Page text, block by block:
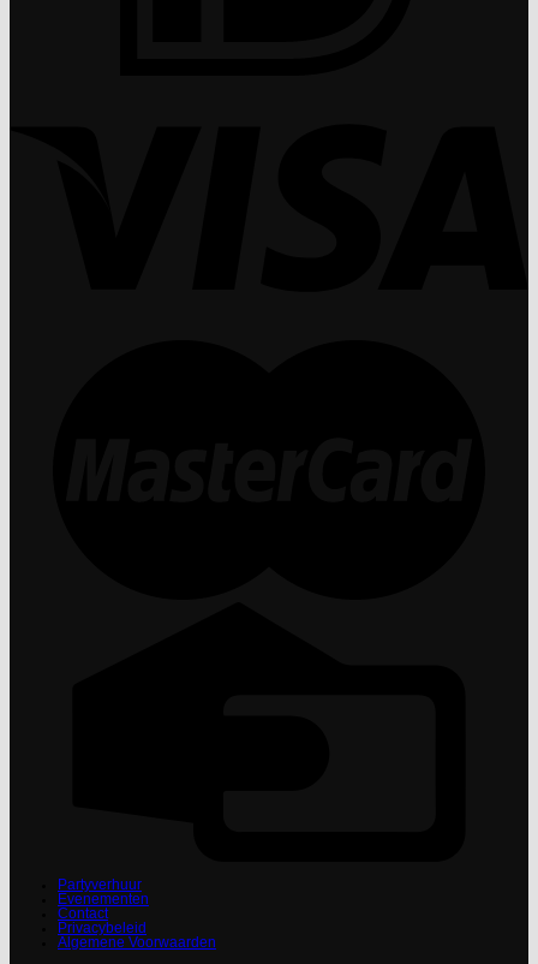
Partyverhuur
Evenementen
Contact
Privacybeleid
Algemene Voorwaarden